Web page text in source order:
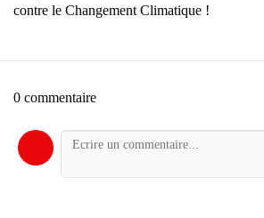
contre le Changement Climatique !
0 commentaire